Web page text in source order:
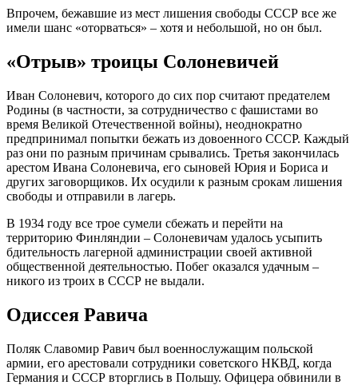
Впрочем, бежавшие из мест лишения свободы СССР все же
имели шанс «оторваться» – хотя и небольшой, но он был.
«Отрыв» троицы Солоневичей
Иван Солоневич, которого до сих пор считают предателем
Родины (в частности, за сотрудничество с фашистами во
время Великой Отечественной войны), неоднократно
предпринимал попытки бежать из довоенного СССР. Каждый
раз они по разным причинам срывались. Третья закончилась
арестом Ивана Солоневича, его сыновей Юрия и Бориса и
других заговорщиков. Их осудили к разным срокам лишения
свободы и отправили в лагерь.
В 1934 году все трое сумели сбежать и перейти на
территорию Финляндии – Солоневичам удалось усыпить
бдительность лагерной администрации своей активной
общественной деятельностью. Побег оказался удачным –
никого из троих в СССР не выдали.
Одиссея Равича
Поляк Славомир Равич был военнослужащим польской
армии, его арестовали сотрудники советского НКВД, когда
Германия и СССР вторглись в Польшу. Офицера обвинили в